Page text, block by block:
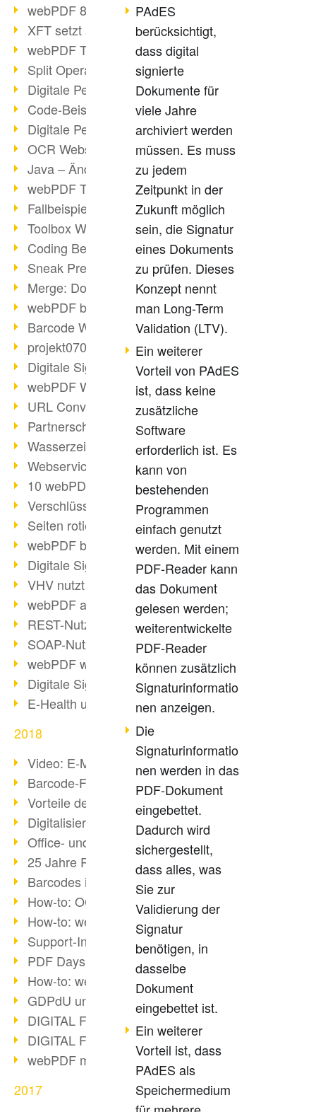
webPDF 8: Toolbox Neuerungen
XFT setzt auf webPDF
webPDF Toolbox Webservice Image
Split Operation: Dokumente teilen
Digitale Personalakte mit webPDF
Code-Beispiel Attachment Operation
Digitale Personalakte bei REMONDIS
OCR Webservice
Java – Änderungen der Bedingungen
webPDF Toolbox Description
Fallbeispiel: Fusion von Archiven
Toolbox WebService Extraction
Coding Beispiel: Annotationen
Sneak Preview des webPDF Portals
Merge: Dokumente zusammenfügen
webPDF bei Infoniqa
Barcode Webservice
projekt0708 & webPDF
Digitale Signaturen - Teil 3
webPDF Webservices Signature
URL Converter mit wsclient
Partnerschaft mit d.vinci
Wasserzeichen per wsclient
Webservice via Ant-Task Bibliothek
10 webPDF Vorteile für Entwickler
Verschlüsselung mit wsclient
Seiten rotieren mit wsclient
webPDF bei Würth Finance
Digitale Signaturen - Teil 2
VHV nutzt webPDF Preview
webPDF als Docker-Container
REST-Nutzung mit webPDF wsclient
SOAP-Nutzung mit webPDF wsclient
webPDF wsclient für Java
Digitale Signaturen - Teil 1
E-Health und Digitalisierung
2018
Video: E-Mails in PDF konvertieren
Barcode-Formate im Überblick
Vorteile des webPDF-Portals
Digitalisierung - Papierloses Büro
Office- und SharePoint-Bridge
25 Jahre PDF
Barcodes in PDF-Dokumenten
How-to: OCR mit webPDF 7
How-to: webPDF Optionen
Support-Infos für webPDF
PDF Days Europe 2018
How-to: webPDF Webservices
GDPdU und GoBD
DIGITAL FUTUREcongress Rückblick
DIGITAL FUTUREcongress 2018
webPDF mit Ruby via REST
2017
PAdES
berücksichtigt,
dass digital
signierte
Dokumente für
viele Jahre
archiviert werden
müssen. Es muss
zu jedem
Zeitpunkt in der
Zukunft möglich
sein, die Signatur
eines Dokuments
zu prüfen. Dieses
Konzept nennt
man Long-Term
Validation (LTV).
Ein weiterer
Vorteil von PAdES
ist, dass keine
zusätzliche
Software
erforderlich ist. Es
kann von
bestehenden
Programmen
einfach genutzt
werden. Mit einem
PDF-Reader kann
das Dokument
gelesen werden;
weiterentwickelte
PDF-Reader
können zusätzlich
Signaturinformatio
nen anzeigen.
Die
Signaturinformatio
nen werden in das
PDF-Dokument
eingebettet.
Dadurch wird
sichergestellt,
dass alles, was
Sie zur
Validierung der
Signatur
benötigen, in
dasselbe
Dokument
eingebettet ist.
Ein weiterer
Vorteil ist, dass
PAdES als
Speichermedium